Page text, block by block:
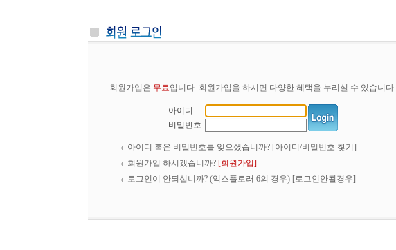
회원가입은 무료입니다. 회원가입을 하시면 다양한 혜택을 누리실 수 있습니다.
아이디
비밀번호
아이디 혹은 비밀번호를 잊으셨습니까? [아이디/비밀번호 찾기]
회원가입 하시겠습니까? [회원가입]
로그인이 안되십니까? (익스플로러 6의 경우) [로그인안될경우]